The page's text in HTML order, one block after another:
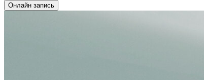
Oнлайн запись